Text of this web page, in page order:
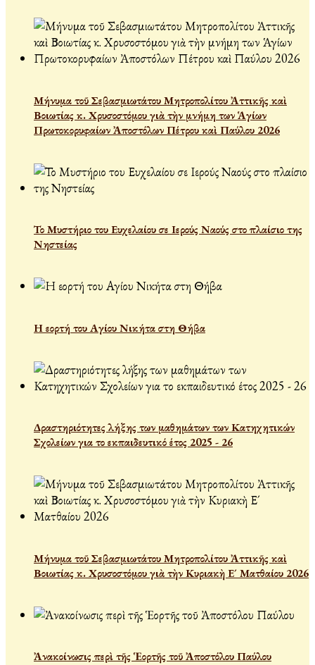
Μήνυμα τοῦ Σεβασμιωτάτου Μητροπολίτου Ἀττικῆς καὶ
Βοιωτίας κ. Χρυσοστόμου γιὰ τὴν μνήμη των Ἁγίων
Πρωτοκορυφαίων Ἀποστόλων Πέτρου καὶ Παύλου 2026
Το Μυστήριο του Ευχελαίου σε Ιερούς Ναούς στο πλαίσιο της
Νηστείας
Η εορτή του Αγίου Νικήτα στη Θήβα
Δραστηριότητες λήξης των μαθημάτων των Κατηχητικών
Σχολείων για το εκπαιδευτικό έτος 2025 - 26
Μήνυμα τοῦ Σεβασμιωτάτου Μητροπολίτου Ἀττικῆς καὶ
Βοιωτίας κ. Χρυσοστόμου γιὰ τὴν Κυριακὴ Ε´ Ματθαίου 2026
Ἀνακοίνωσις περὶ τῆς Ἑορτῆς τοῦ Ἀποστόλου Παύλου